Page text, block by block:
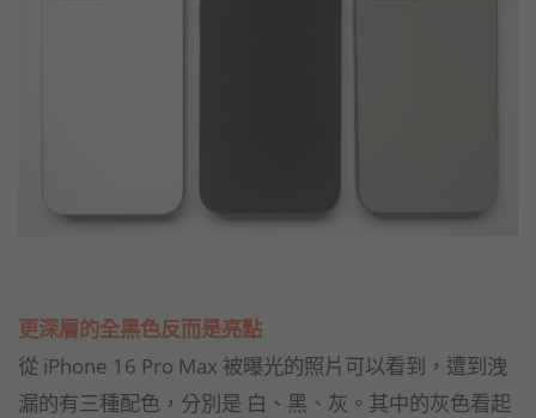
更深層的全黑色反而是亮點
從 iPhone 16 Pro Max 被曝光的照片可以看到，遭到洩
漏的有三種配色，分別是 白、黑、灰。其中的灰色看起